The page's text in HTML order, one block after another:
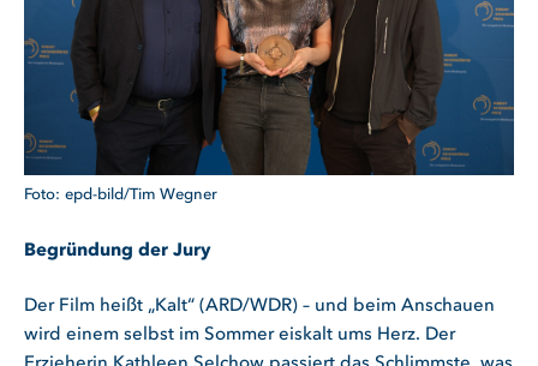
epd-bild/Tim Wegner
Begründung der Jury
Der Film heißt „Kalt“ (ARD/WDR) – und beim Anschauen
wird einem selbst im Sommer eiskalt ums Herz. Der